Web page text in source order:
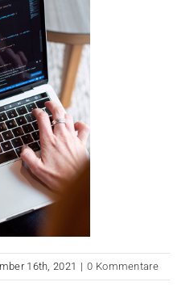
16th, 2021 | 0 Kommentare